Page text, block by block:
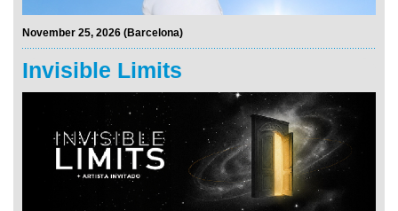
November 25, 2026 (Barcelona)
Invisible Limits